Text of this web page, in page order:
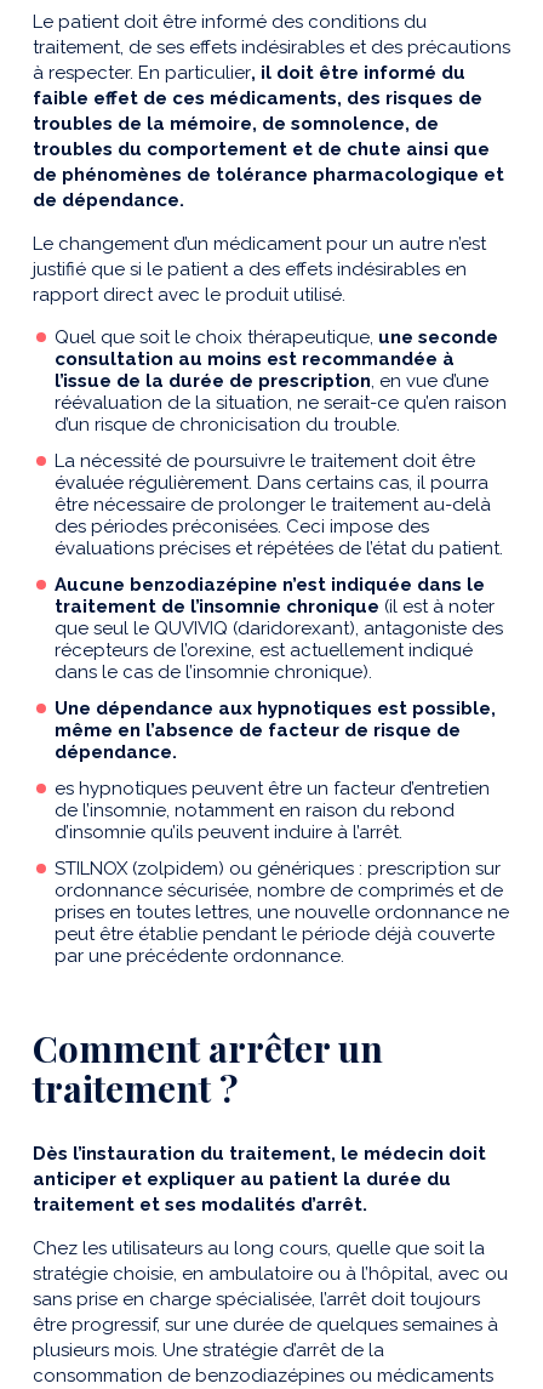
Le patient doit être informé des conditions du
traitement, de ses effets indésirables et des précautions
à respecter. En particulier, il doit être informé du
faible effet de ces médicaments, des risques de
troubles de la mémoire, de somnolence, de
troubles du comportement et de chute ainsi que
de phénomènes de tolérance pharmacologique et
de dépendance.
Le changement d’un médicament pour un autre n’est
justifié que si le patient a des effets indésirables en
rapport direct avec le produit utilisé.
Quel que soit le choix thérapeutique, une seconde
consultation au moins est recommandée à
l’issue de la durée de prescription, en vue d’une
réévaluation de la situation, ne serait-ce qu’en raison
d’un risque de chronicisation du trouble.
La nécessité de poursuivre le traitement doit être
évaluée régulièrement. Dans certains cas, il pourra
être nécessaire de prolonger le traitement au-delà
des périodes préconisées. Ceci impose des
évaluations précises et répétées de l’état du patient.
Aucune benzodiazépine n’est indiquée dans le
traitement de l’insomnie chronique (il est à noter
que seul le QUVIVIQ (daridorexant), antagoniste des
récepteurs de l’orexine, est actuellement indiqué
dans le cas de l’insomnie chronique).
Une dépendance aux hypnotiques est possible,
même en l’absence de facteur de risque de
dépendance.
es hypnotiques peuvent être un facteur d’entretien
de l’insomnie, notamment en raison du rebond
d’insomnie qu’ils peuvent induire à l’arrêt.
STILNOX (zolpidem) ou génériques : prescription sur
ordonnance sécurisée, nombre de comprimés et de
prises en toutes lettres, une nouvelle ordonnance ne
peut être établie pendant le période déjà couverte
par une précédente ordonnance.
Comment arrêter un
traitement ?
Dès l’instauration du traitement, le médecin doit
anticiper et expliquer au patient la durée du
traitement et ses modalités d’arrêt.
Chez les utilisateurs au long cours, quelle que soit la
stratégie choisie, en ambulatoire ou à l’hôpital, avec ou
sans prise en charge spécialisée, l’arrêt doit toujours
être progressif, sur une durée de quelques semaines à
plusieurs mois. Une stratégie d’arrêt de la
consommation de benzodiazépines ou médicaments